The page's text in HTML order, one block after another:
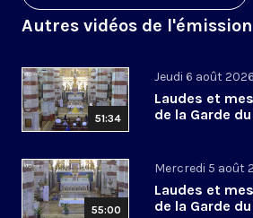
Autres vidéos de l'émission
51:34
Jeudi 6 août 2026
Laudes et
de la Garde
55:00
Mercredi 5 août
Laudes et
de la Garde